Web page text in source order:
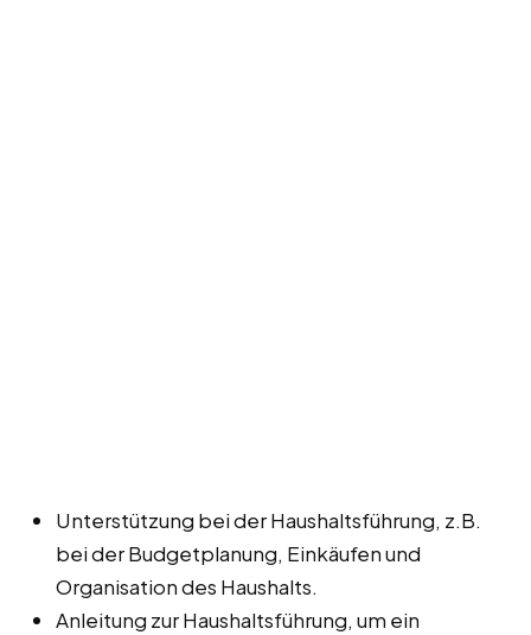
Unterstützung bei der Haushaltsführung, z.B.
bei der Budgetplanung, Einkäufen und
Organisation des Haushalts.
Anleitung zur Haushaltsführung, um ein